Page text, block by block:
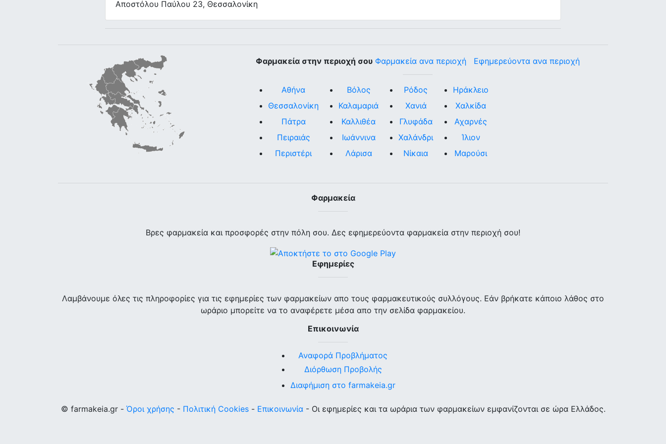
Αποστόλου Παύλου 23, Θεσσαλονίκη
Φαρμακεία στην περιοχή σου Φαρμακεία ανα περιοχή Εφημερεύοντα ανα περιοχή
Αθήνα
Θεσσαλονίκη
Πάτρα
Πειραιάς
Περιστέρι
Βόλος
Καλαμαριά
Καλλιθέα
Ιωάννινα
Λάρισα
Ρόδος
Χανιά
Γλυφάδα
Χαλάνδρι
Νίκαια
Ηράκλειο
Χαλκίδα
Αχαρνές
Ίλιον
Μαρούσι
Φαρμακεία
Βρες φαρμακεία και προσφορές στην πόλη σου. Δες εφημερεύοντα φαρμακεία στην περιοχή σου!
Εφημερίες
Λαμβάνουμε όλες τις πληροφορίες για τις εφημερίες των φαρμακείων απο τους φαρμακευτικούς συλλόγους. Εάν βρήκατε κάποιο λάθος στο
ωράριο μπορείτε να το αναφέρετε μέσα απο την σελίδα φαρμακείου.
Επικοινωνία
Αναφορά Προβλήματος
Διόρθωση Προβολής
Διαφήμιση στο farmakeia.gr
© farmakeia.gr - Όροι χρήσης - Πολιτική Cookies- Επικοινωνία- Οι εφημερίες και τα ωράρια των φαρμακείων εμφανίζονται σε ώρα Ελλάδος.